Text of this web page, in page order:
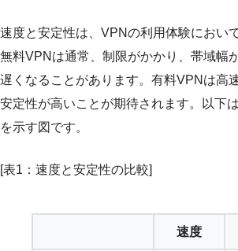
速度と安定性は、VPNの利用体験におい
無料VPNは通常、制限がかかり、帯域幅
遅くなることがあります。有料VPNは高
安定性が高いことが期待されます。以下
を示す図です。
[表1：速度と安定性の比較]
速度